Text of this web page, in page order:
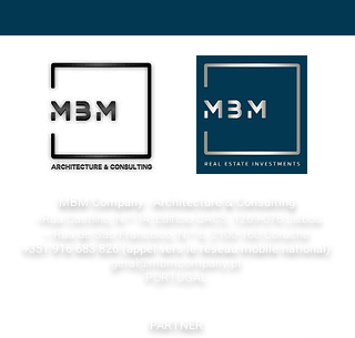
MBM Company - Architecture & Consulting
¬Rua Castilho, N.º 14, Edifício UACS,
Lisboa​
¬ Rua de São Francisco, N.º 6,
+351 916 683 826 (appel vers le réseau mobile national)
geral@mbmcompany.pt
PORTUGAL
PARTNER